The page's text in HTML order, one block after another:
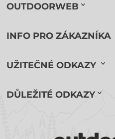
OUTDOORWEB
INFO PRO ZÁKAZNÍKA
UŽITEČNÉ ODKAZY
DŮLEŽITÉ ODKAZY